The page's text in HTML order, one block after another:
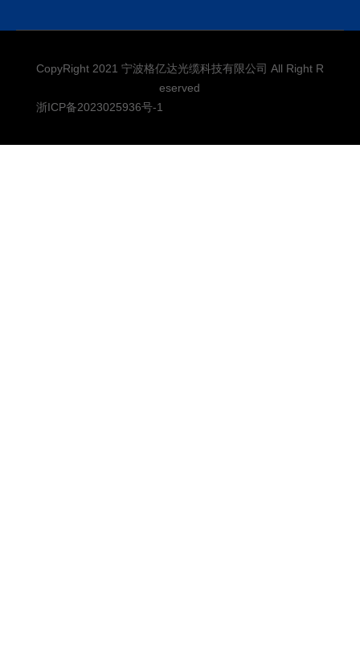
CopyRight 2021 宁波格亿达光缆科技有限公司 All Right R
eserved
浙ICP备2023025936号-1